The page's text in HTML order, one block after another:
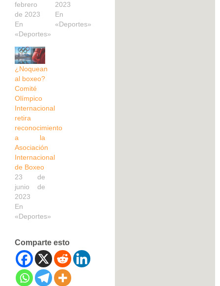
febrero
de 2023
En
«Deportes»
2023
En
«Deportes»
¿Noquean
al boxeo?
Comité
Olímpico
Internacional
retira
reconocimiento
a la
Asociación
Internacional
de Boxeo
23 de
junio de
2023
En
«Deportes»
Comparte esto